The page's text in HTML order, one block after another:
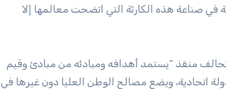
في صناعة هذه الكارثة التي اتضحت معالمها إلا
تحالف منقذ “يستمد أهدافه ومبادئه من مبادئ وقيم
اتحادية، ويضع مصالح الوطن العليا دون غيرها في